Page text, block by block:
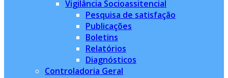
Vigilância Socioassitencial
Pesquisa de satisfação
Publicações
Boletins
Relatórios
Diagnósticos
Controladoria Geral